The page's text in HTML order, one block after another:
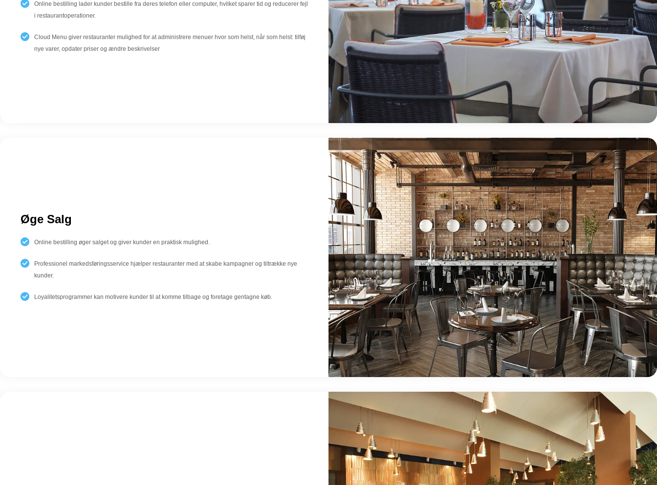
Online bestilling lader kunder bestille fra deres telefon eller computer, hvilket sparer tid og reducerer fejl
i restaurantoperationer.
Cloud Menu giver restauranter mulighed for at administrere menuer hvor som helst, når som helst: tilføj
nye varer, opdater priser og ændre beskrivelser
Øge Salg
Online bestilling øger salget og giver kunder en praktisk mulighed.
Professionel markedsføringsservice hjælper restauranter med at skabe kampagner og tiltrække nye
kunder.
Loyalitetsprogrammer kan motivere kunder til at komme tilbage og foretage gentagne køb.